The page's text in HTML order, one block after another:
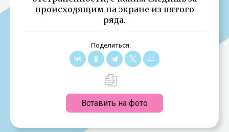
происходящим на экране из пятого
ряда.
Поделиться:
Вставить на фото